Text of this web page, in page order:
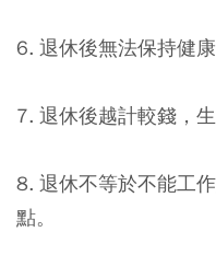
6. 退休後無法保持健
7. 退休後越計較錢，生
8. 退休不等於不能工
點。